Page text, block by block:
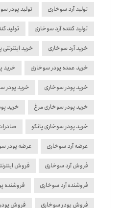
تولید آرد سوخاری تولید پودر
تولید کننده آرد سوخاری تولید
خرید آرد سوخاری خرید
خرید عمده پودر سوخاری خرید
خرید پودر سوخاری خرید پودر
خرید پودر سوخاری مرغ خرید
خرید پودر سوخاری پانکو
عرضه آرد سوخاری عرضه پودر
فروش آرد سوخاری فروش
فروشنده آرد سوخاری فروشنده
فروش پودر سوخاری فروش